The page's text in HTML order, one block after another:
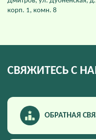
корп. 1, комн. 8
СВЯЖИТЕСЬ С
ОБРАТНАЯ